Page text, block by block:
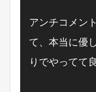
アンチコメン
て、本当に優
りでやってて